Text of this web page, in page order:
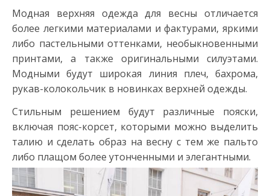
Модная верхняя одежда для весны отличается
более легкими материалами и фактурами, яркими
либо пастельными оттенками, необыкновенными
принтами, а также оригинальными силуэтами.
Модными будут широкая линия плеч, бахрома,
рукав-колокольчик в новинках верхней одежды.
Стильным решением будут различные пояски,
включая пояс-корсет, которыми можно выделить
талию и сделать образ на весну с тем же пальто
либо плащом более утонченными и элегантными.